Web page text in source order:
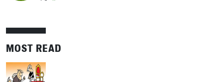
MOST READ